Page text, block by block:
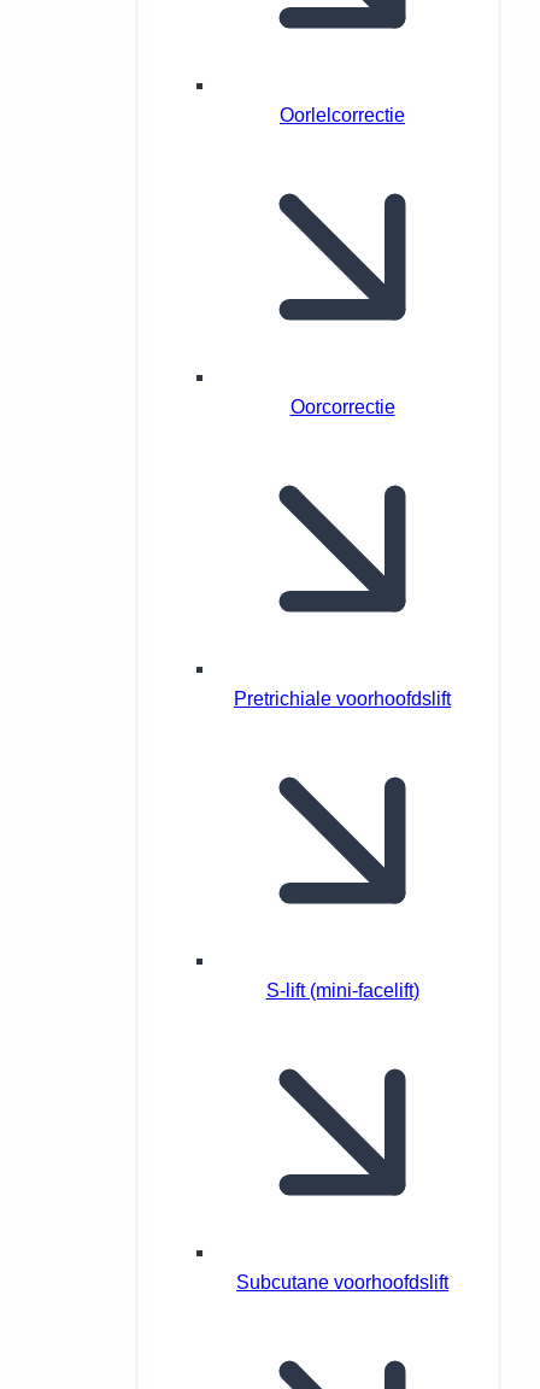
Oorlelcorrectie
Oorcorrectie
Pretrichiale voorhoofdslift
S-lift (mini-facelift)
Subcutane voorhoofdslift